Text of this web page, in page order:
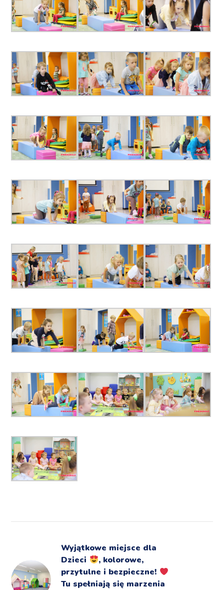
Wyjątkowe miejsce dla
Dzieci
, kolorowe,
przytulne i bezpieczne!
Tu spełniają się marzenia